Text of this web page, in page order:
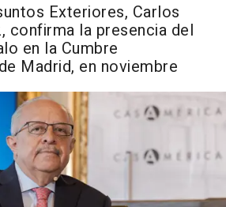
Exteriores, Carlos
confirma la presencia del
en la Cumbre
Madrid, en noviembre